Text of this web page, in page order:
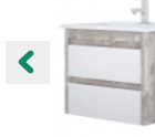
4 391 ₽
info@bath-ekb.ru